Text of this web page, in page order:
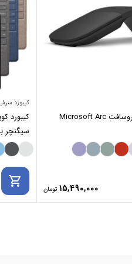
آرک ماوس مایکروسافت Microsoft Arc
15,490,000
کیبورد
کیبورد
سیگنچر
shopping_cart